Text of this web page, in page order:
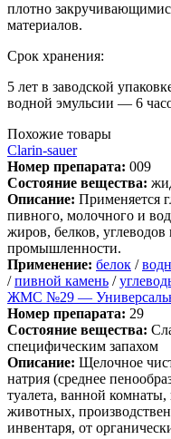
плотно
материалов.
Срок хранения:
5 лет в заводской
водной эмульсии — 6
Похожие товары
Clarin-sauer
Номер препарата: 009
Состояние вещества:
Описание: Применяется
пивного, молочного и
жиров, белков,
промышленности.
Применение: белок /
/пивной камень /
ЖМС №29 —
Номер препарата: 29
Состояние вещества:
специфическим запахом
Описание: Щелочное
натрия (среднее
туалета, ванной
животных,
инвентаря, от